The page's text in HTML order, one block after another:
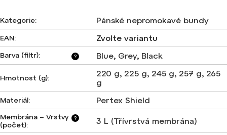
Kategorie: Pánské nepromokavé bundy
EAN: Zvolte variantu
?
Barva (filtr): Blue, Grey, Black
Hmotnost (g): 220 g, 225 g, 245 g, 257 g, 265
g
Materiál: Pertex Shield
?
Membrána – Vrstvy
(počet): 3 L (Třívrstvá membrána)